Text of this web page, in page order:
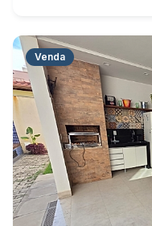
Venda